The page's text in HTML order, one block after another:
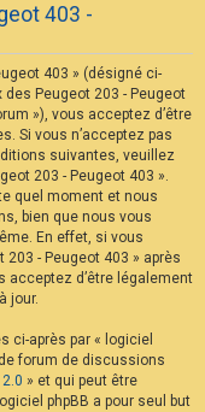
403 -
403 » (désigné ci-
des Peugeot 203 - Peugeot
»), vous acceptez d’être
Si vous n’acceptez pas
suivantes, veuillez
203 - Peugeot 403 ».
quel moment et nous
bien que nous vous
En effet, si vous
- Peugeot 403 » après
d’être légalement
jour.
ci-après par « logiciel
forum de discussions
» et qui peut être
phpBB a pour seul but